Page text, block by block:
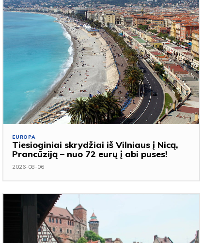
EUROPA
Tiesioginiai skrydžiai iš Vilniaus į Nicą,
Prancūziją – nuo 72 eurų į abi puses!
2026-08-06